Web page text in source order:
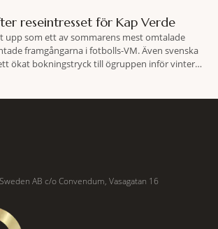
reseintresset för Kap Verde
upp som ett av sommarens mest omtalade
framgångarna i fotbolls-VM. Även svenska
ökat bokningstryck till ögruppen inför vintern.
AB c/o Convendum, Vasagatan 16